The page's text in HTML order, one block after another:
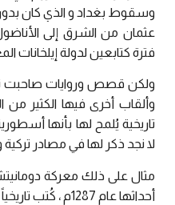
وسقوط بغداد و الذي كان
عثمان من الشرق إلى
فترة كتابعين لدولة إيلخانات
ولكن قصص وروايات صاحبت
وألقاب أخرى فيها الكثير من
تاريخية يُلمح لها بأنها
لا نجد ذكر لها في مصادر تركية
أحداثها عام 1287م